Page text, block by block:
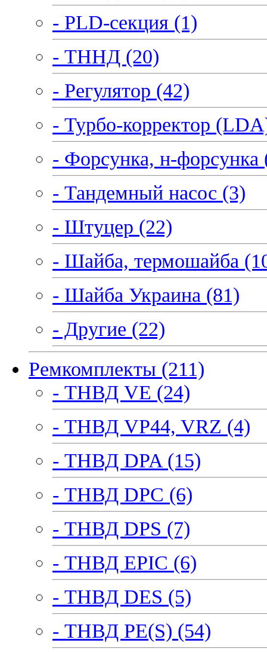
- PLD-секция (1)
- ТННД (20)
- Регулятор (42)
- Турбо-корректор
- Форсунка, н-форсунка
- Тандемный насос (3)
- Штуцер (22)
- Шайба, термошайба
- Шайба Украина (81)
- Другие (22)
Ремкомплекты (211)
- ТНВД VE (24)
- ТНВД VP44, VRZ (4)
- ТНВД DPA (15)
- ТНВД DPC (6)
- ТНВД DPS (7)
- ТНВД EPIC (6)
- ТНВД DES (5)
- ТНВД PE(S) (54)